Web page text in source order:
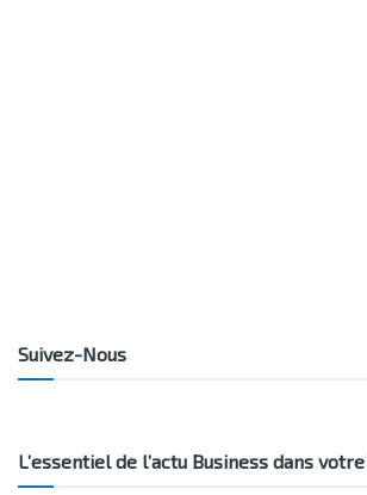
Suivez-Nous
L’essentiel de l’actu Business dans